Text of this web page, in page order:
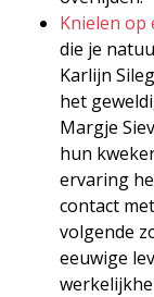
Knielen op
die je
Karlijn
het
Margje
hun
ervaring
contact
volgende
eeuwige